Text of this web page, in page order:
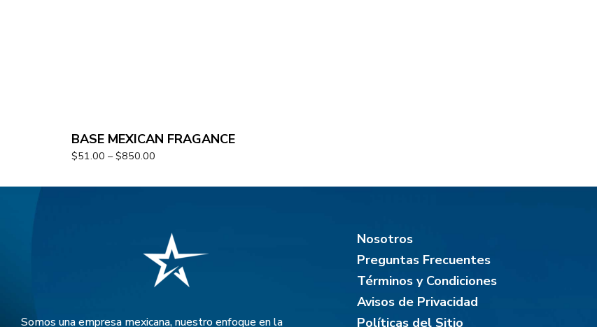
BASE MEXICAN FRAGANCE
$51.00 – $850.00
Somos una empresa mexicana, nuestro enfoque en la
Nosotros
Preguntas Frecuentes
Términos y Condiciones
Avisos de Privacidad
Políticas del Sitio